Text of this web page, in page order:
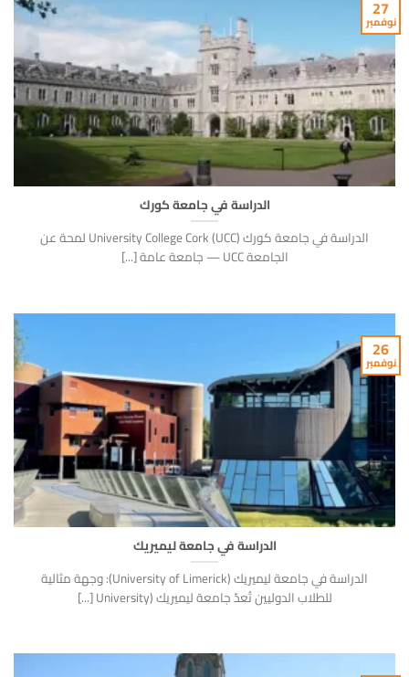
الدراسة في جامعة كورك
الدراسة في جامعة كورك University College Cork (UCC) لمحة عن
الجامعة UCC — جامعة عامة [...]
27
نوفمبر
الدراسة في جامعة ليميريك
الدراسة في جامعة ليميريك (University of Limerick): وجهة مثالية
للطلاب الدوليين تُعدّ جامعة ليميريك (University [...]
26
نوفمبر